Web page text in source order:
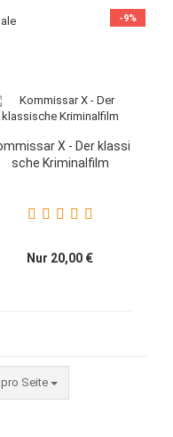
-9%
X - Der klassi
sche Kriminalfilm
Nur 20,00 €
pro Seite